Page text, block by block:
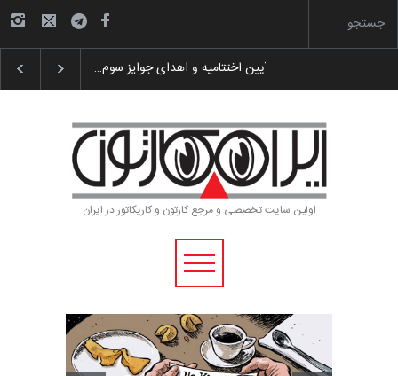
گزارش تصویری آیین اختتامیه و اهدای جوایز سوم…
اولین سایت تخصصی و مرجع کارتون و کاریکاتور در ایران